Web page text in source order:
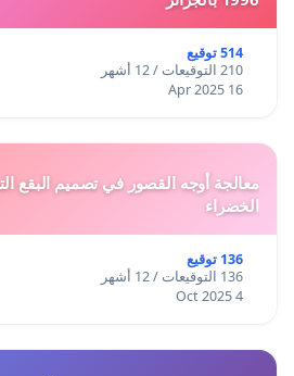
514 توقيع
210 التوقيعات / 12 أشهر
16 Apr 2025
معالجة أوجه القصور في تصميم البقع
الخضراء
136 توقيع
136 التوقيعات / 12 أشهر
4 Oct 2025